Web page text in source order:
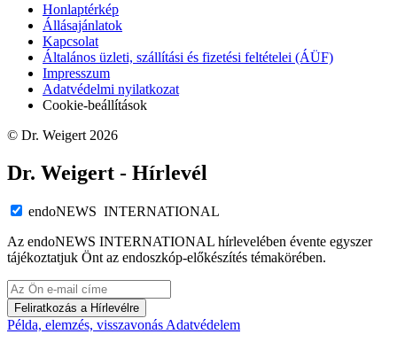
Honlaptérkép
Állásajánlatok
Kapcsolat
Általános üzleti, szállítási és fizetési feltételei (ÁÜF)
Impresszum
Adatvédelmi nyilatkozat
Cookie-beállítások
© Dr. Weigert 2026
Dr. Weigert - Hírlevél
endoNEWS INTERNATIONAL
Az endoNEWS INTERNATIONAL hírlevelében évente egyszer
tájékoztatjuk Önt az endoszkóp-előkészítés témakörében.
Feliratkozás a Hírlevélre
Példa, elemzés, visszavonásAdatvédelem